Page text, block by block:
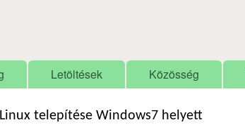
Letöltések Közösség
Linux telepítése Windows7 helyett